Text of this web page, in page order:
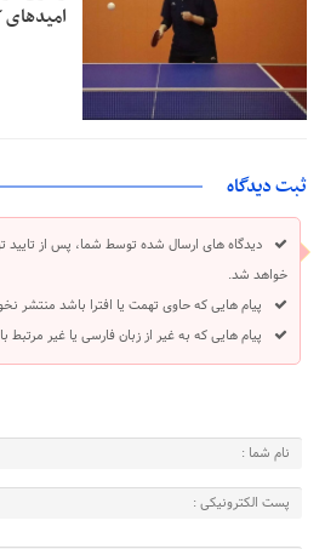
ثبت دیدگاه
دیدگاه های ارسال شده توسط شما، پس از
خواهد شد.
پیام هایی که حاوی تهمت یا افترا باشد منتشر
پیام هایی که به غیر از زبان فارسی یا غیر